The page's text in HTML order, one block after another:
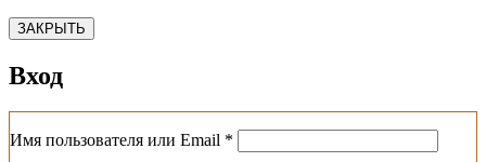
ЗАКРЫТЬ
Вход
Имя пользователя или Email *